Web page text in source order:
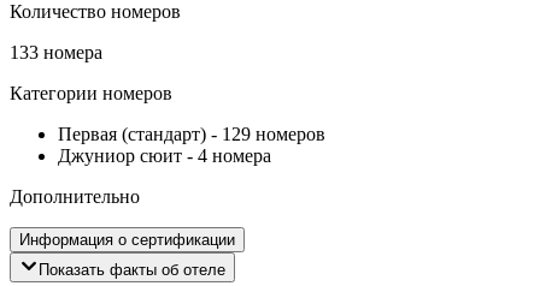
Количество номеров
133 номера
Категории номеров
Первая (стандарт) - 129 номеров
Джуниор сюит - 4 номера
Дополнительно
Информация о сертификации
Показать факты об отеле